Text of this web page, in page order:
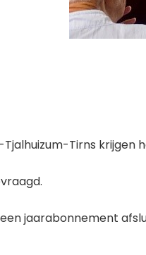
Tirns krijgen
jaarabonnement